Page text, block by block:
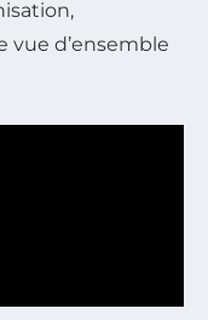
vue d’ensemble